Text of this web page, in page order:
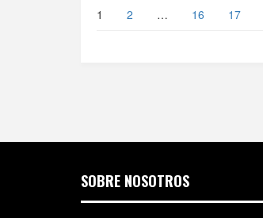
1 2 … 16 17
SOBRE NOSOTROS